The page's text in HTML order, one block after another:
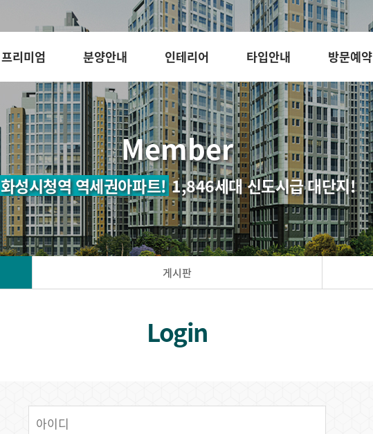
프리미엄 분양안내 인테리어 타입안내 방문예약
Member
화성시청역 역세권아파트! 1,846세대 신도시급 대단지!
게시판
Login